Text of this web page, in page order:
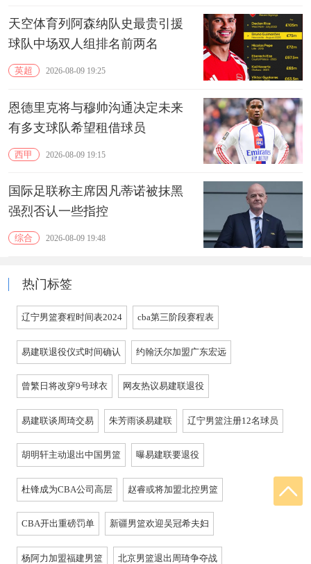
天空体育列阿森纳队史最贵引援
球队中场双人组排名前两名
英超 2026-08-09 19:25
恩德里克将与穆帅沟通决定未来
有多支球队希望租借球员
西甲 2026-08-09 19:15
国际足联称主席因凡蒂诺被抹黑
强烈否认一些指控
综合 2026-08-09 19:48
热门标签
辽宁男篮赛程时间表2024 cba第三阶段赛程表
易建联退役仪式时间确认 约翰沃尔加盟广东宏远
曾繁日将改穿9号球衣 网友热议易建联退役
易建联谈周琦交易 朱芳雨谈易建联 辽宁男篮注册12名球员
胡明轩主动退出中国男篮 曝易建联要退役
杜锋成为CBA公司高层 赵睿或将加盟北控男篮
CBA开出重磅罚单 新疆男篮欢迎吴冠希夫妇
杨阿力加盟福建男篮 北京男篮退出周琦争夺战